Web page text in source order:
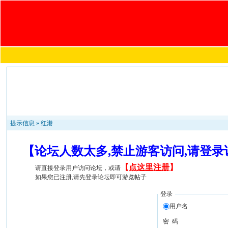
提示信息 »红港
【论坛人数太多,禁止游客访问,请登
请直接登录用户访问论坛，或请 【 点这里注册】
如果您已注册,请先登录论坛即可游览帖子
登录
用户名
密 码